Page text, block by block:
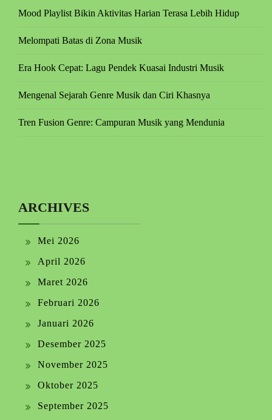
Mood Playlist Bikin Aktivitas Harian Terasa Lebih Hidup
Melompati Batas di Zona Musik
Era Hook Cepat: Lagu Pendek Kuasai Industri Musik
Mengenal Sejarah Genre Musik dan Ciri Khasnya
Tren Fusion Genre: Campuran Musik yang Mendunia
ARCHIVES
Mei 2026
April 2026
Maret 2026
Februari 2026
Januari 2026
Desember 2025
November 2025
Oktober 2025
September 2025